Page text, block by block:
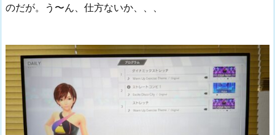
のだが。う〜ん、仕方ないか、、、